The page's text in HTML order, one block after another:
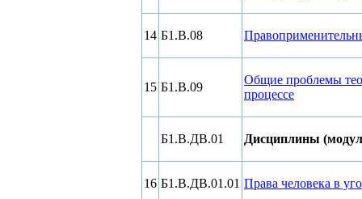
14 Б1.В.08
15 Б1.В.09
Общие проблемы
процессе
Б1.В.ДВ.01 Дисциплины
16 Б1.В.ДВ.01.01 Права человека в